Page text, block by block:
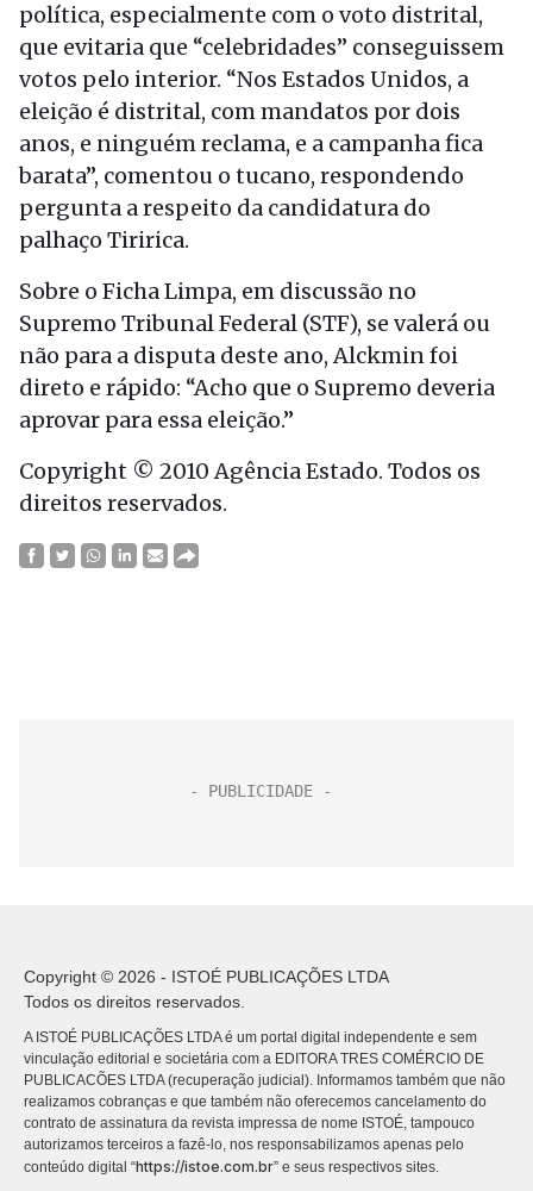
política, especialmente com o voto distrital,
que evitaria que “celebridades” conseguissem
votos pelo interior. “Nos Estados Unidos, a
eleição é distrital, com mandatos por dois
anos, e ninguém reclama, e a campanha fica
barata”, comentou o tucano, respondendo
pergunta a respeito da candidatura do
palhaço Tiririca.
Sobre o Ficha Limpa, em discussão no
Supremo Tribunal Federal (STF), se valerá ou
não para a disputa deste ano, Alckmin foi
direto e rápido: “Acho que o Supremo deveria
aprovar para essa eleição.”
Copyright © 2010 Agência Estado. Todos os
direitos reservados.
Copyright © 2026 - ISTOÉ PUBLICAÇÕES LTDA
Todos os direitos reservados.
A ISTOÉ PUBLICAÇÕES LTDA é um portal digital independente e sem
vinculação editorial e societária com a EDITORA TRES COMÉRCIO DE
PUBLICACÕES LTDA (recuperação judicial). Informamos também que não
realizamos cobranças e que também não oferecemos cancelamento do
contrato de assinatura da revista impressa de nome ISTOÉ, tampouco
autorizamos terceiros a fazê-lo, nos responsabilizamos apenas pelo
conteúdo digital “https://istoe.com.br” e seus respectivos sites.